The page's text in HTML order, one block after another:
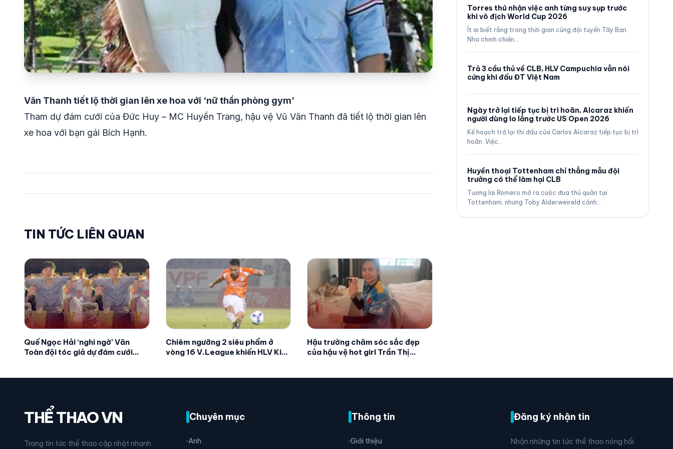
Văn Thanh tiết lộ thời gian lên xe hoa với ‘nữ thần phòng gym’
Tham dự đám cưới của Đức Huy – MC Huyền Trang, hậu vệ Vũ Văn Thanh đã tiết lộ thời gian lên
xe hoa với bạn gái Bích Hạnh.
TIN TỨC LIÊN QUAN
Quế Ngọc Hải ‘nghi ngờ’ Văn
Toàn đội tóc giả dự đám cưới
Chiêm ngưỡng 2 siêu phẩm ở
vòng 16 V.League khiến HLV Kim
Hậu trường chăm sóc sắc đẹp
của hậu vệ hot girl Trần Thị
Torres thú nhận việc anh từng suy sụp trước
khi vô địch World Cup 2026
Ít ai biết rằng trong thời gian cùng đội tuyển Tây Ban
Nha chinh chiến…
Trả 3 cầu thủ về CLB, HLV Campuchia vẫn nói
cứng khi đấu ĐT Việt Nam
Ngày trở lại tiếp tục bị trì hoãn, Alcaraz khiến
người dùng lo lắng trước US Open 2026
Kế hoạch trở lại thi đấu của Carlos Alcaraz tiếp tục bị trì
hoãn. Việc…
Huyền thoại Tottenham chỉ thẳng mẫu đội
trưởng có thể làm hại CLB
Tương lai Romero mở ra cuộc đua thủ quân tại
Tottenham, nhưng Toby Alderweireld cảnh…
THỂ THAO VN
Trang tin tức thể thao cập nhật nhanh
Chuyên mục
Anh
Thông tin
Giới thiệu
Đăng ký nhận tin
Nhận những tin tức thể thao nóng hổi